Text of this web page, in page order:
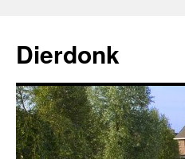
de
inhoud
Dierdonk